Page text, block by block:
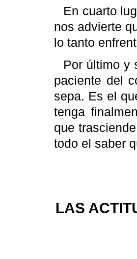
En cuarto
nos advierte
lo tanto
Por último y
paciente del
sepa. Es el
tenga
que
todo el saber
LAS